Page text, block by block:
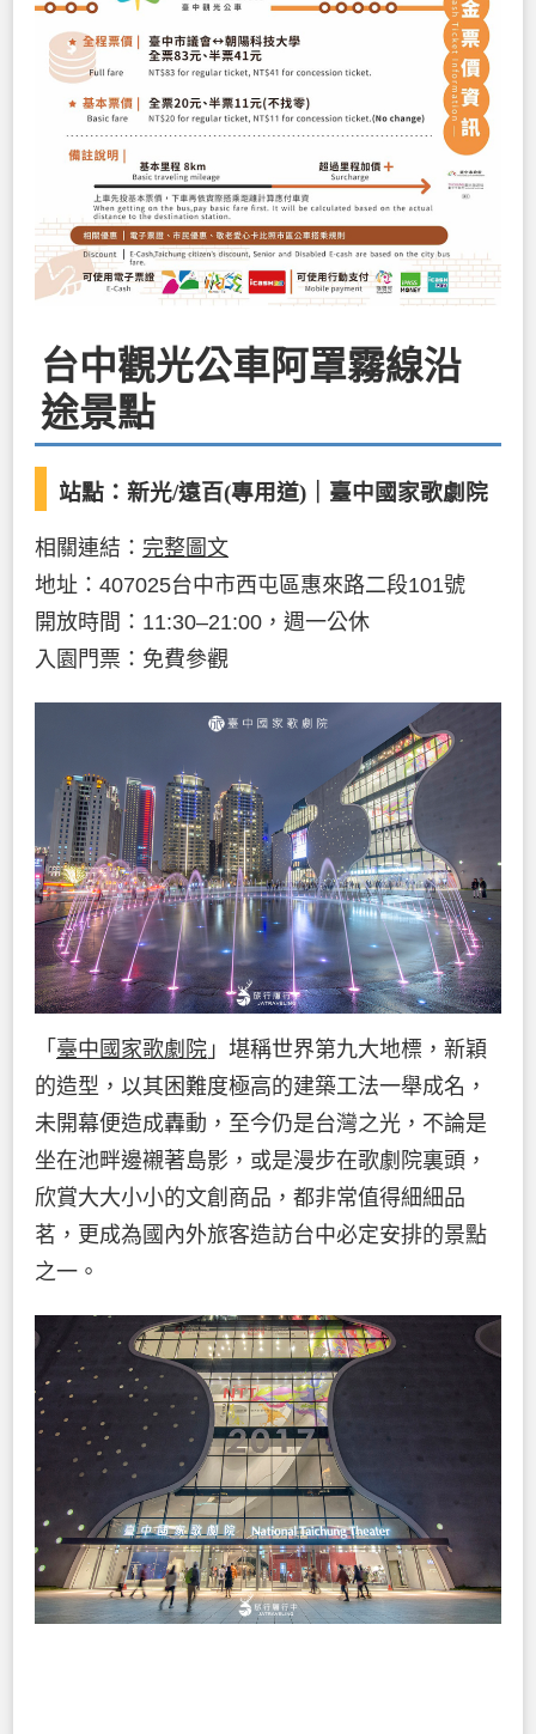
台中觀光公車阿罩霧線沿
途景點
站點：新光/遠百(專用道)｜臺中國家歌劇院
相關連結： 完整圖文
地址：407025台中市西屯區惠來路二段101號
開放時間：11:30–21:00，週一公休
入園門票：免費參觀
「 臺中國家歌劇院 」堪稱世界第九大地標，新穎
的造型，以其困難度極高的建築工法一舉成名，
未開幕便造成轟動，至今仍是台灣之光，不論是
坐在池畔邊襯著島影，或是漫步在歌劇院裏頭，
欣賞大大小小的文創商品，都非常值得細細品
茗，更成為國內外旅客造訪台中必定安排的景點
之一。